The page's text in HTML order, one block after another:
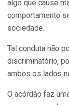
algo que cause
comportamento
sociedade.
Tal conduta não
discriminatório,
ambos os lados
O acórdão faz